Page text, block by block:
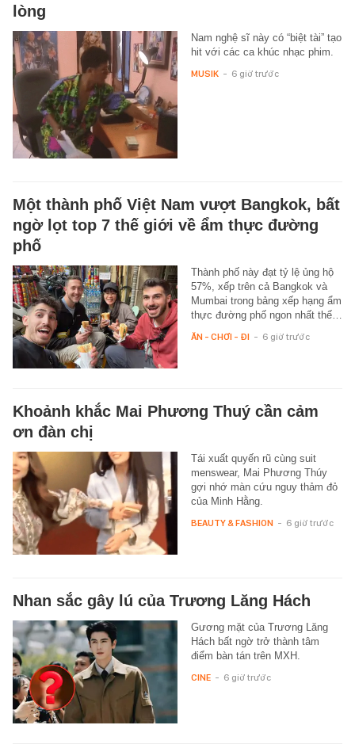
lòng
Nam nghệ sĩ này có “biệt tài” tạo
hit với các ca khúc nhạc phim.
MUSIK - 6 giờ trước
Một thành phố Việt Nam vượt Bangkok, bất
ngờ lọt top 7 thế giới về ẩm thực đường
phố
Thành phố này đạt tỷ lệ ủng hộ
57%, xếp trên cả Bangkok và
Mumbai trong bảng xếp hạng ẩm
thực đường phố ngon nhất thế…
ĂN - CHƠI - ĐI - 6 giờ trước
Khoảnh khắc Mai Phương Thuý cần cảm
ơn đàn chị
Tái xuất quyến rũ cùng suit
menswear, Mai Phương Thúy
gợi nhớ màn cứu nguy thảm đỏ
của Minh Hằng.
BEAUTY & FASHION - 6 giờ trước
Nhan sắc gây lú của Trương Lăng Hách
Gương mặt của Trương Lăng
Hách bất ngờ trở thành tâm
điểm bàn tán trên MXH.
CINE - 6 giờ trước